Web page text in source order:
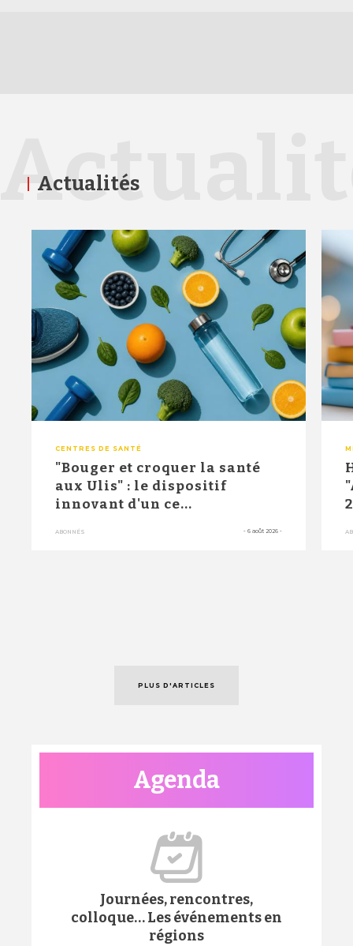
Actualités
CENTRES DE SANTÉ
"Bouger et croquer la santé
aux Ulis" : le dispositif
innovant d'un ce...
ABONNÉS - 6 août 2026 -
PLUS D'ARTICLES
Agenda
Journées, rencontres,
colloque… Les événements en
régions